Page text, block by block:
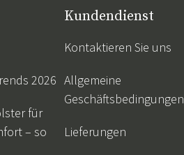
2026
für
– so
Kundendienst
Kontaktieren Sie uns
Allgemeine
Geschäftsbedingungen
Lieferungen